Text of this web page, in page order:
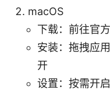
macOS
下载：前往官
安装：拖拽应
开
设置：按需开